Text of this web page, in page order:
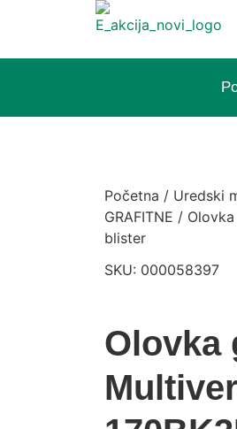
Početna / Uredski
GRAFITNE /
blister
SKU: 000058397
Olovka